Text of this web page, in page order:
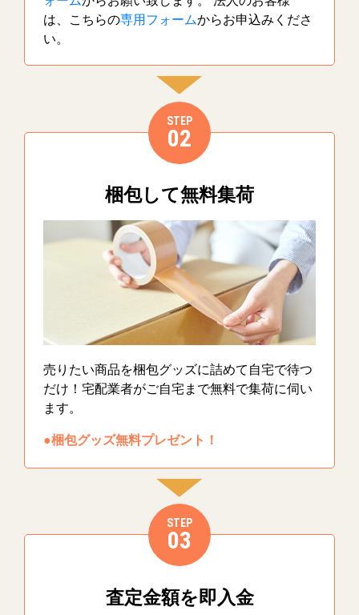
は、こちらの専用フォームからお申込みくださ
い。
STEP
02
梱包して無料集荷
売りたい商品を梱包グッズに詰めて自宅で待つ
だけ！宅配業者がご自宅まで無料で集荷に伺い
ます。
●梱包グッズ無料プレゼント！
STEP
03
査定金額を即入金